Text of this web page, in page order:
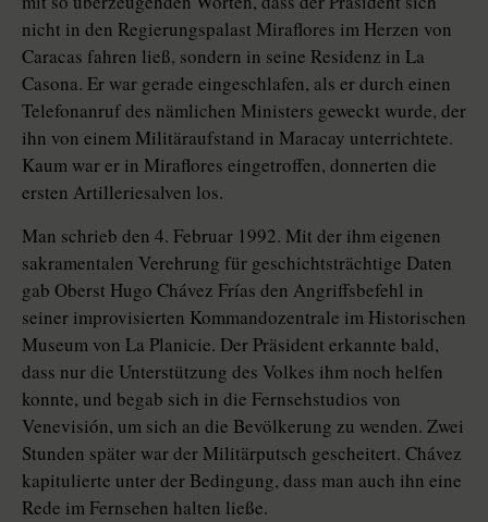
nicht in den Regierungspalast Miraflores im Herzen von
Caracas fahren ließ, sondern in seine Residenz in La
Casona. Er war gerade eingeschlafen, als er durch einen
Telefonanruf des nämlichen Ministers geweckt wurde, der
ihn von einem Militäraufstand in Maracay unterrichtete.
Kaum war er in Miraflores eingetroffen, donnerten die
ersten Artilleriesalven los.
Man schrieb den 4. Februar 1992. Mit der ihm eigenen
sakramentalen Verehrung für geschichtsträchtige Daten
gab Oberst Hugo Chávez Frías den Angriffsbefehl in
seiner improvisierten Kommandozentrale im Historischen
Museum von La Planicie. Der Präsident erkannte bald,
dass nur die Unterstützung des Volkes ihm noch helfen
konnte, und begab sich in die Fernsehstudios von
Venevisión, um sich an die Bevölkerung zu wenden. Zwei
Stunden später war der Militärputsch gescheitert. Chávez
kapitulierte unter der Bedingung, dass man auch ihn eine
Rede im Fernsehen halten ließe.